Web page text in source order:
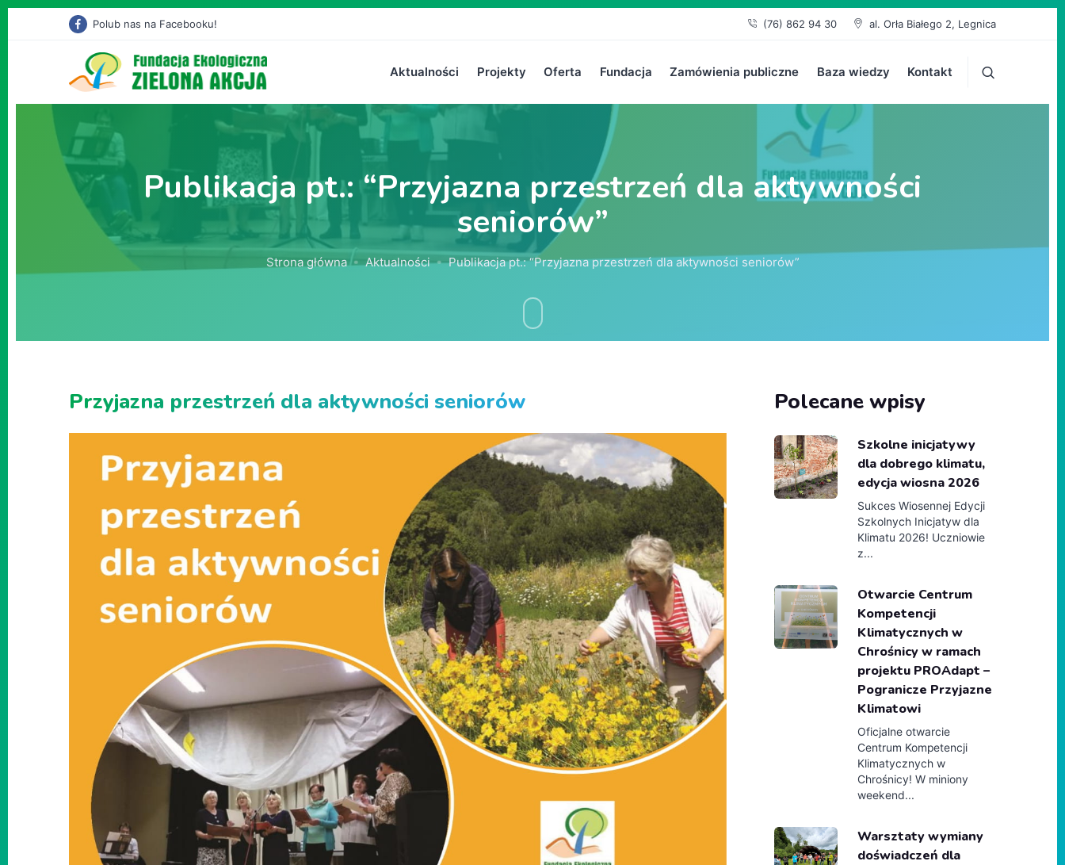
Polub nas na Facebooku! (76) 862 94 30 al. Orła Białego 2, Legnica
Aktualności Projekty Oferta Fundacja Zamówienia publiczne Baza wiedzy Kontakt
Publikacja pt.: “Przyjazna przestrzeń dla aktywności
seniorów”
Strona główna Aktualności Publikacja pt.: “Przyjazna przestrzeń dla aktywności seniorów”
Przyjazna przestrzeń dla aktywności seniorów Polecane wpisy
Szkolne inicjatywy
dla dobrego klimatu,
edycja wiosna 2026
Sukces Wiosennej Edycji
Szkolnych Inicjatyw dla
Klimatu 2026! Uczniowie
z...
Otwarcie Centrum
Kompetencji
Klimatycznych w
Chrośnicy w ramach
projektu PROAdapt –
Pogranicze Przyjazne
Klimatowi
Oficjalne otwarcie
Centrum Kompetencji
Klimatycznych w
Chrośnicy! W miniony
weekend...
Warsztaty wymiany
doświadczeń dla